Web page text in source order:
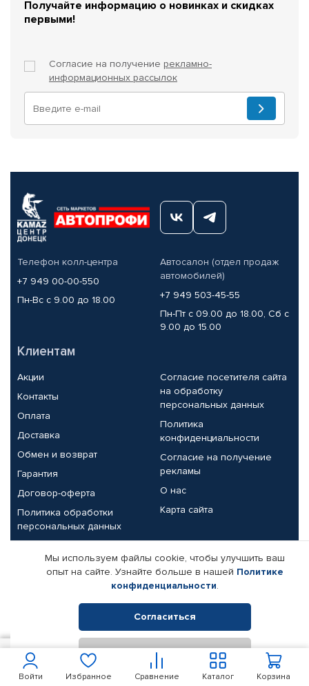
Войти Избранное Сравнение Корзина
Каталог
Получайте информацию о новинках и скидках
первыми!
Согласие на получение рекламно-
информационных рассылок
Телефон колл-центра
+7 949 00-00-550
Пн-Вс с 9.00 до 18.00
Автосалон (отдел продаж
автомобилей)
+7 949 503-45-55
Пн-Пт с 09.00 до 18.00, Сб с
9.00 до 15.00
Клиентам
Акции
Контакты
Оплата
Доставка
Обмен и возврат
Гарантия
Договор-оферта
Политика обработки
персональных данных
Согласие посетителя сайта
на обработку
персональных данных
Политика
конфиденциальности
Согласие на получение
рекламы
О нас
Карта сайта
Партнерам
Корпоративным клиентам
Поставщикам
Реквизиты компании
© КАМАЗ ЦЕНТР ДОНЕЦК, 2015-2026. Все права защищены.
Интернет-магазин автомобильных товаров Автопрофи.
Мы используем файлы cookie, чтобы улучшить ваш
опыт на сайте. Узнайте больше в нашей Политике
конфиденциальности.
Согласиться
Отклонить
100 В корзину